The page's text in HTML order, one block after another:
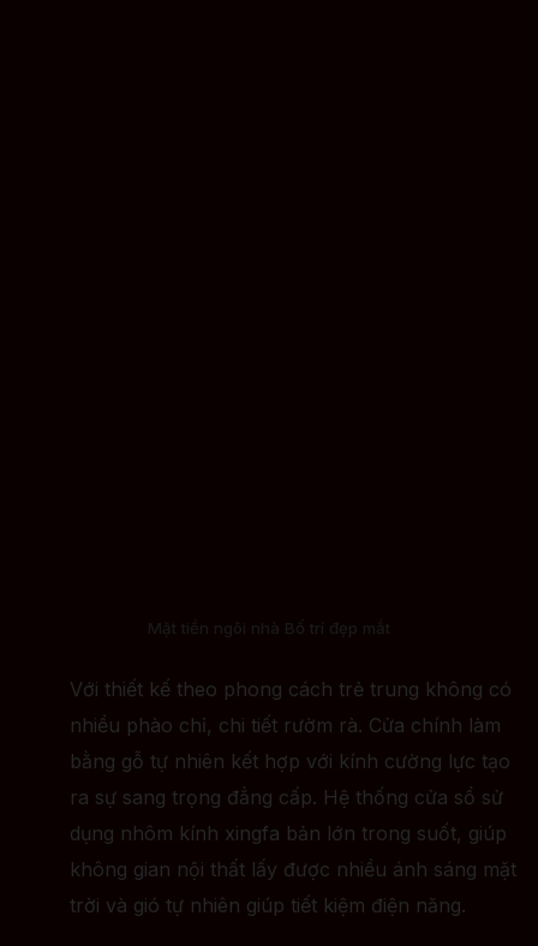
Mặt tiền ngôi nhà Bố trí đẹp mắt
Với thiết kế theo phong cách trẻ trung không có
nhiều phào chỉ, chi tiết rườm rà. Cửa chính làm
bằng gỗ tự nhiên kết hợp với kính cường lực tạo
ra sự sang trọng đẳng cấp. Hệ thống cửa sổ sử
dụng nhôm kính xingfa bản lớn trong suốt, giúp
không gian nội thất lấy được nhiều ánh sáng mặt
trời và gió tự nhiên giúp tiết kiệm điện năng.